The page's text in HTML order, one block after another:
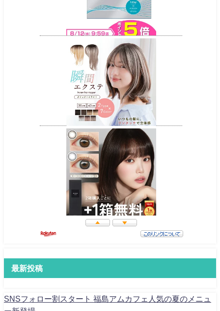
最新投稿
SNSフォロー割スタート 福島アムカフェ人気の夏のメニュ